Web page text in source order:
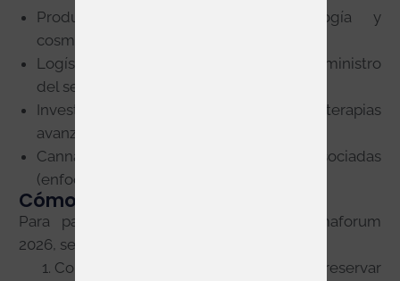
Producción farmacéutica, biotecnología y
cosmética.
Logística, distribución y cadena de suministro
del sector salud.
Investigación clínica, nuevos fármacos, terapias
avanzadas.
Cannabis medicinal y regulaciones asociadas
(enfoque específico de Cannabisforum)
Cómo exponer (pasos)
Para participar como expositor en Farmaforum
2026, se recomienda seguir estos pasos:
Contactar con la organización para reservar